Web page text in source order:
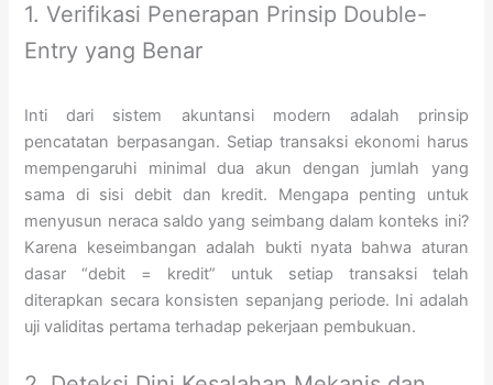
1. Verifikasi Penerapan Prinsip Double-
Entry yang Benar
Inti dari sistem akuntansi modern adalah prinsip
pencatatan berpasangan. Setiap transaksi ekonomi harus
mempengaruhi minimal dua akun dengan jumlah yang
sama di sisi debit dan kredit. Mengapa penting untuk
menyusun neraca saldo yang seimbang dalam konteks ini?
Karena keseimbangan adalah bukti nyata bahwa aturan
dasar “debit = kredit” untuk setiap transaksi telah
diterapkan secara konsisten sepanjang periode. Ini adalah
uji validitas pertama terhadap pekerjaan pembukuan.